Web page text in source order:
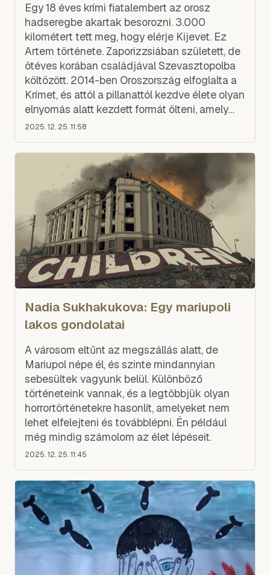
Egy 18 éves krími fiatalembert az orosz
hadseregbe akartak besorozni. 3.000
kilométert tett meg, hogy elérje Kijevet. Ez
Artem története. Zaporizzsiában született, de
ötéves korában családjával Szevasztopolba
költözött. 2014-ben Oroszország elfoglalta a
Krímet, és attól a pillanattól kezdve élete olyan
elnyomás alatt kezdett formát ölteni, amely
nem hagyott választást – írja Suspilne.
2025. 12. 25. 11:58
Nadia Sukhakukova: Egy mariupoli
lakos gondolatai
A városom eltűnt az megszállás alatt, de
Mariupol népe él, és szinte mindannyian
sebesültek vagyunk belül. Különböző
történeteink vannak, és a legtöbbjük olyan
horrortörténetekre hasonlít, amelyeket nem
lehet elfelejteni és továbblépni. Én például
még mindig számolom az élet lépéseit.
2025. 12. 25. 11:45